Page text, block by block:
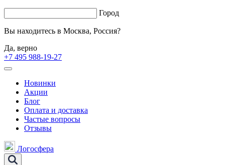
Город
Вы находитесь в Москва, Россия?
Да, верно
+7 495 988-19-27
Новинки
Акции
Блог
Оплата и доставка
Частые вопросы
Отзывы
Логосфера